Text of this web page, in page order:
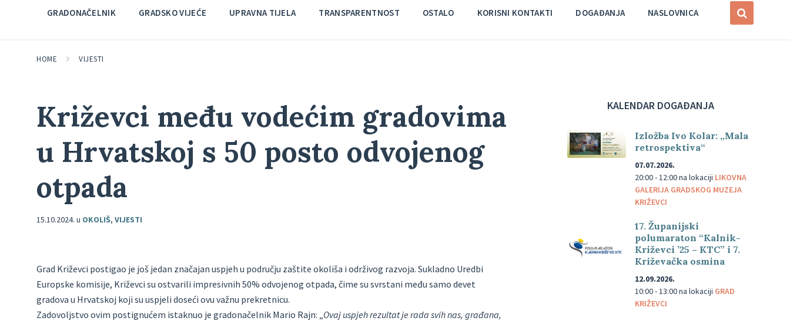
GRADONAČELNIK GRADSKO VIJEĆE UPRAVNA TIJELA TRANSPARENTNOST OSTALO KORISNI KONTAKTI DOGAĐANJA NASLOVNICA
HOME VIJESTI
Križevci među vodećim gradovima
u Hrvatskoj s 50 posto odvojenog
otpada
15.10.2024. u OKOLIŠ, VIJESTI
Grad Križevci postigao je još jedan značajan uspjeh u području zaštite okoliša i održivog razvoja. Sukladno Uredbi
Europske komisije, Križevci su ostvarili impresivnih 50% odvojenog otpada, čime su svrstani među samo devet
gradova u Hrvatskoj koji su uspjeli doseći ovu važnu prekretnicu.
Zadovoljstvo ovim postignućem istaknuo je gradonačelnik Mario Rajn: „Ovaj uspjeh rezultat je rada svih nas, građana,
KALENDAR DOGAĐANJA
Izložba Ivo Kolar: „Mala
retrospektiva“
07.07.2026.
20:00 - 12:00na lokaciji LIKOVNA
GALERIJA GRADSKOG MUZEJA
KRIŽEVCI
17. Županijski
polumaraton “Kalnik-
Križevci ’25 – KTC” i 7.
Križevačka osmina
12.09.2026.
10:00 - 13:00na lokaciji GRAD
KRIŽEVCI